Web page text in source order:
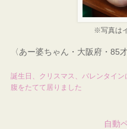
※写真は
〈あー婆ちゃん・大阪府・85
誕生日、クリスマス、バレンタイ
腹をたてて居りました
自動